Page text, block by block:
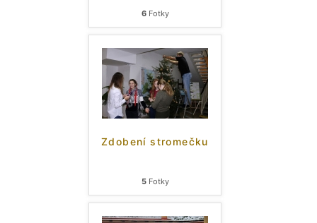
6Fotky
Zdobení stromečku
5Fotky